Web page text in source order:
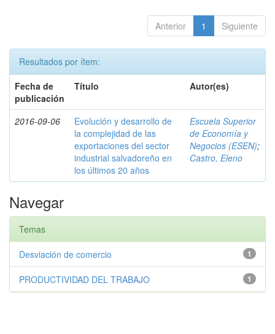
Anterior 1 Siguiente
Resultados por ítem:
Fecha de
publicación
Título Autor(es)
2016-09-06
Evolución y desarrollo de
la complejidad de las
exportaciones del sector
industrial salvadoreño en
los últimos 20 años
Escuela Superior
de Economía y
Negocios (ESEN);
Castro, Eleno
Navegar
Temas
1
Desviación de comercio
1
PRODUCTIVIDAD DEL TRABAJO